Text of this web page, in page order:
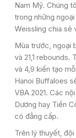
Nam Mỹ. Chúng
trong những
Weissling chia sẻ
Mùa trước, ngoại
và 21,1 rebounds.
và 4,9 kiến tạo
Hanoi Buffaloes
VBA 2021. Các
Dương hay Tiến
có đẳng cấp.
Trên lý thuyết,